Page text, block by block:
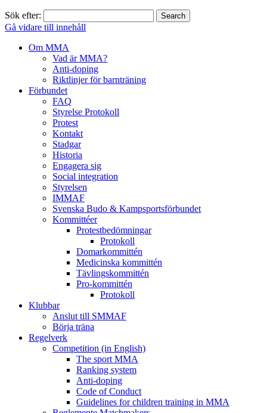
Sök efter:
Gå vidare till innehåll
Om MMA
Vad är MMA?
Anti-doping
Riktlinjer för barnträning
Förbundet
FAQ
Styrelse Protokoll
Protest
Kontakt
Stadgar
Historia
Engagera sig
Social integration
Styrelsen
IMMAF
Svenska Budo & Kampsportsförbundet
Kommittéer
Protestbedömningar
Protokoll
Domarkommittén
Medicinska kommittén
Tävlingskommittén
Pro-kommittén
Protokoll
Klubbar
Anslut till SMMAF
Börja träna
Regelverk
Competition (in English)
The sport MMA
Ranking system
Anti-doping
Code of Conduct
Guidelines for children training in MMA